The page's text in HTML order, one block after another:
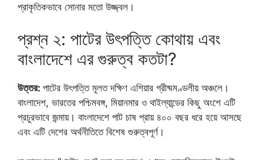
প্রাকৃতিকভাবে সোনার মতো উজ্জ্বল।
প্রশ্ন ২: পাটের উৎপত্তি কোথায় এবং
বাংলাদেশে এর গুরুত্ব কতটা?
উত্তর: পাটের উৎপত্তি মূলত দক্ষিণ এশিয়ার গ্রীষ্মমণ্ডলীয় অঞ্চলে।
বাংলাদেশ, ভারতের পশ্চিমবঙ্গ, মিয়ানমার ও থাইল্যান্ডের কিছু অংশে এটি
প্রচুরভাবে জন্মায়। বাংলাদেশে পাট চাষ প্রায় ৪০০ বছর ধরে হয়ে আসছে
এবং এটি দেশের অর্থনীতিতে বিশেষ গুরুত্বপূর্ণ।